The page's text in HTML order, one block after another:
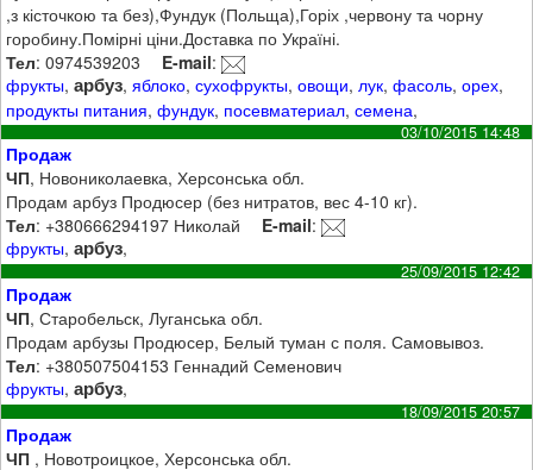
,з кісточкою та без),Фундук (Польща),Горіх ,червону та чорну
горобину.Помірні ціни.Доставка по Україні.
Тел: 0974539203 E-mail:
фрукты,арбуз,яблоко,сухофрукты,овощи, лук,фасоль,орех,
продукты питания,фундук, посевматериал,семена,
03/10/2015 14:48
Продаж
ЧП, Новониколаевка, Херсонська обл.
Продам арбуз Продюсер (без нитратов, вес 4-10 кг).
Тел: +380666294197 Николай E-mail:
фрукты,арбуз,
25/09/2015 12:42
Продаж
ЧП, Старобельск, Луганська обл.
Продам арбузы Продюсер, Белый туман с поля. Самовывоз.
Тел: +380507504153 Геннадий Семенович
фрукты,арбуз,
18/09/2015 20:57
Продаж
ЧП , Новотроицкое, Херсонська обл.